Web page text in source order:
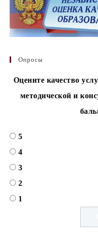
Опросы
Оцените качество
методической и
5
4
3
2
1